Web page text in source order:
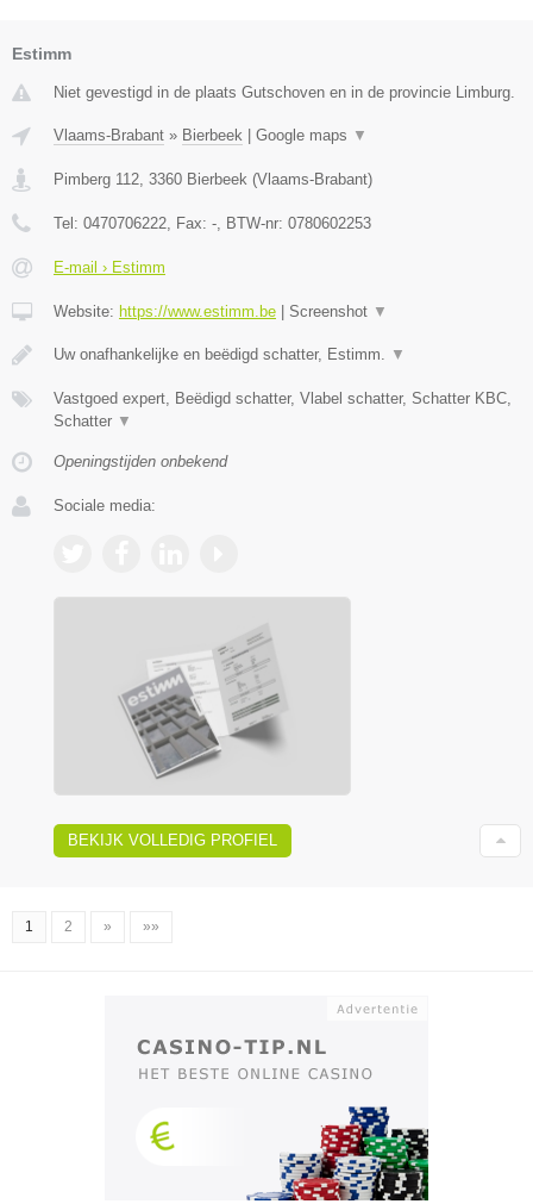
Estimm
Niet gevestigd in de plaats Gutschoven en in de provincie Limburg.
Vlaams-Brabant » Bierbeek Google maps ▼
Pimberg 112 3360 Bierbeek (Vlaams-Brabant)
Tel: 0470706222 , Fax: - , BTW-nr: 0780602253
E-mail › Estimm
Website: https://www.estimm.be Screenshot ▼
Uw onafhankelijke en beëdigd schatter, Estimm. ▼
Vastgoed expert, Beëdigd schatter, Vlabel schatter, Schatter KBC,
Schatter ▼
Openingstijden onbekend
Sociale media:
BEKIJK VOLLEDIG PROFIEL
1 2 » »»